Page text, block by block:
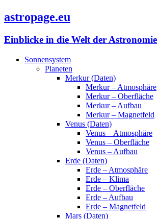
astropage.eu
Einblicke in die Welt der Astronomie
Sonnensystem
Planeten
Merkur (Daten)
Merkur – Atmosphäre
Merkur – Oberfläche
Merkur – Aufbau
Merkur – Magnetfeld
Venus (Daten)
Venus – Atmosphäre
Venus – Oberfläche
Venus – Aufbau
Erde (Daten)
Erde – Atmosphäre
Erde – Klima
Erde – Oberfläche
Erde – Aufbau
Erde – Magnetfeld
Mars (Daten)